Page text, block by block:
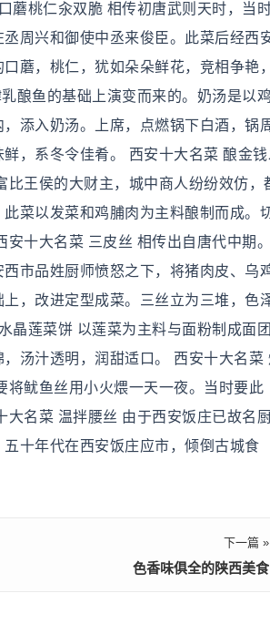
蘑桃仁汆双脆 相传初唐武则天时，当
周兴和御使中丞来俊臣。此菜后经西
蘑，桃仁，犹如朵朵鲜花，竞相争艳，
酿鱼的基础上演变而来的。奶汤是以鸡
添入奶汤。上席，点燃锅下白酒，锅周
，系冬令佳肴。 西安十大名菜 酿金钱
王侯的大财主，城中商人纷纷效仿，
菜以发菜和鸡脯肉为主料酿制而成。
十大名菜 三皮丝 相传出自唐代中期
市品姓厨师愤怒之下，将猪肉皮、乌
，改进定型成菜。三丝立为三堆，色
莲菜饼 以莲菜为主料与面粉制成面团
汤汁透明，润甜适口。 西安十大名菜
将鱿鱼丝用小火煨一天一夜。当时要此
名菜 温拌腰丝 由于西安饭庄已故名
十年代在西安饭庄应市，倾倒古城食
下一篇 »
色香味俱全的陕西美食